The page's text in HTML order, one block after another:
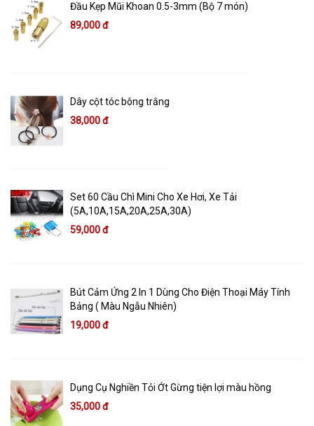
Đầu Kẹp Mũi Khoan 0.5-3mm (Bộ 7 món)
89,000 đ
Dây cột tóc bông trắng
38,000 đ
Set 60 Cầu Chì Mini Cho Xe Hơi, Xe Tải
(5A,10A,15A,20A,25A,30A)
59,000 đ
Bút Cảm Ứng 2 In 1 Dùng Cho Điện Thoại Máy Tính
Bảng ( Màu Ngẫu Nhiên)
19,000 đ
Dụng Cụ Nghiền Tỏi Ớt Gừng tiện lợi màu hồng
35,000 đ